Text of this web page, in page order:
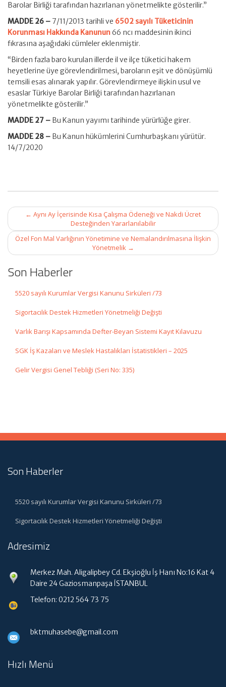
Barolar Birliği tarafından hazırlanan yönetmelikte gösterilir.”
MADDE 26 – 7/11/2013 tarihli ve 6502 sayılı Tüketicinin
Korunması Hakkında Kanunun66 ncı maddesinin ikinci
fıkrasına aşağıdaki cümleler eklenmiştir.
“Birden fazla baro kurulan illerde il ve ilçe tüketici hakem
heyetlerine üye görevlendirilmesi, baroların eşit ve dönüşümlü
temsili esas alınarak yapılır. Görevlendirmeye ilişkin usul ve
esaslar Türkiye Barolar Birliği tarafından hazırlanan
yönetmelikte gösterilir.”
MADDE 27 – Bu Kanun yayımı tarihinde yürürlüğe girer.
MADDE 28 – Bu Kanun hükümlerini Cumhurbaşkanı yürütür.
14/7/2020
Post
navigation
← Aynı Ay İçerisinde Kısa Çalışma Ödeneği ve Nakdi Ücret
Desteğinden Yararlanılabilir
Özel Fon Mal Varlığının Yönetimine ve Nemalandırılmasına İlişkin
Yönetmelik →
Son Haberler
5520 sayılı Kurumlar Vergisi Kanunu Sirküleri /73
Sigortacılık Destek Hizmetleri Yönetmeliği Değişti
Varlık Barışı Kapsamında Defter-Beyan Sistemi Kayıt Kılavuzu
SGK İş Kazaları ve Meslek Hastalıkları İstatistikleri – 2025
Gelir Vergisi Genel Tebliği (Seri No: 335)
Son Haberler
5520 sayılı Kurumlar Vergisi Kanunu Sirküleri /73
Sigortacılık Destek Hizmetleri Yönetmeliği Değişti
Adresimiz
Merkez Mah. Aligalipbey Cd. Ekşioğlu İş Hanı No:16 Kat 4
Daire 24 Gaziosmanpaşa İSTANBUL
Telefon: 0212 564 73 75
bktmuhasebe@gmail.com
Hızlı Menü